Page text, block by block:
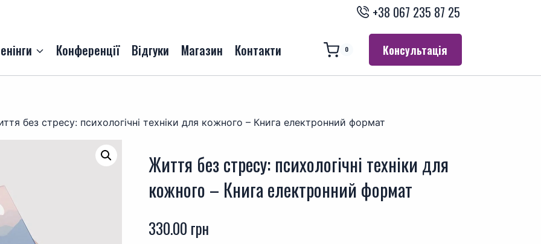
+38 067 235 87 25
Конференції Відгуки Магазин Контакти 0 Консультація
без стресу: психологічні техніки для кожного – Книга електронний формат
Життя без стресу: психологічні техніки для
кожного – Книга електронний формат
330.00 грн